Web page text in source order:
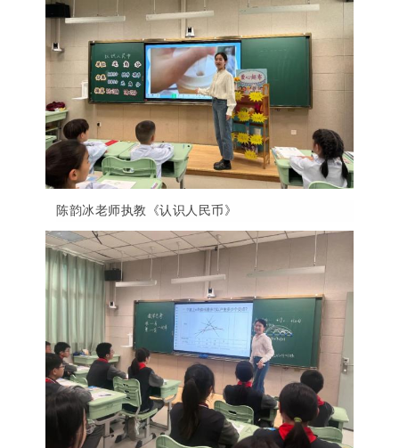
陈韵冰老师执教《认识人民币》